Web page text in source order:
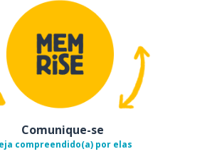
Comunique-se
compreendido(a) por elas